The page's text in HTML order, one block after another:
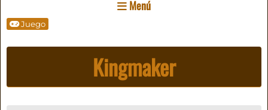
Menú
Juego
Kingmaker